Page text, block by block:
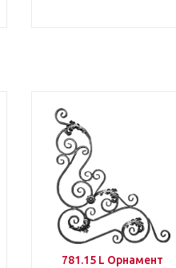
781.15 L Орнамент